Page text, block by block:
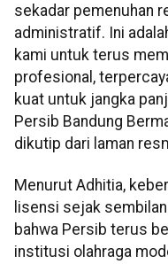
sekadar pemenuhan
administratif. Ini
kami untuk terus
profesional,
kuat untuk jangka
Persib Bandung
dikutip dari laman
Menurut Adhitia,
lisensi sejak
bahwa Persib terus
institusi olahraga